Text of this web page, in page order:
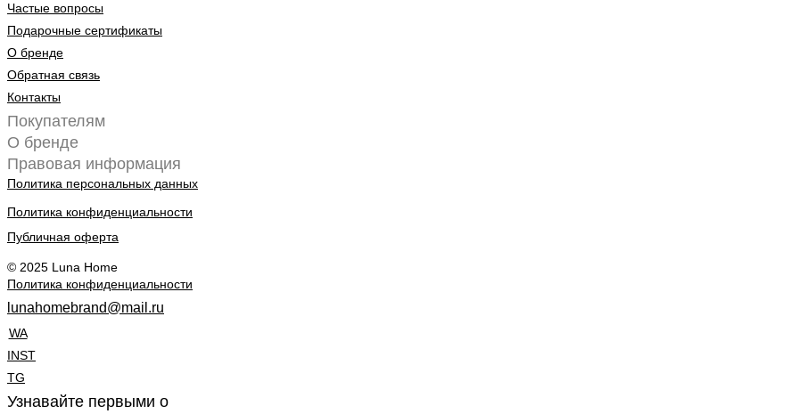
Частые вопросы
Подарочные сертификаты
О бренде
Обратная связь
Контакты
Покупателям
О бренде
Правовая информация
Политика персональных данных
Политика конфиденциальности
Публичная оферта
© 2025 Luna Home
Политика конфиденциальности
lunahomebrand@mail.ru
WA
INST
TG
Узнавайте первыми о